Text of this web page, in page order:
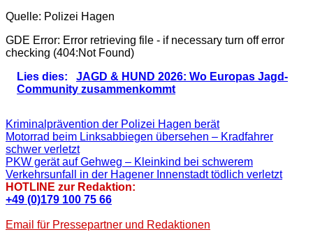
Quelle: Polizei Hagen
GDE Error: Error retrieving file - if necessary turn off error
checking (404:Not Found)
Lies dies:
JAGD & HUND 2026: Wo Europas Jagd-
Community zusammenkommt
Kriminalprävention der Polizei Hagen berät
Beitragsnavigation
Vorheriger
Beitrag:
Motorrad beim Linksabbiegen übersehen – Kradfahrer
schwer verletzt
Nächster
Beitrag:
PKW gerät auf Gehweg – Kleinkind bei schwerem
Verkehrsunfall in der Hagener Innenstadt tödlich verletzt
HOTLINE zur Redaktion:
+49 (0)179 100 75 66
Email für Pressepartner und Redaktionen